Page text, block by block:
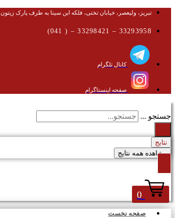
تبریز، ولیعصر، خیابان تختی، فلکه ابن سینا به طرف پارک زیتون
33293958 – 33298421 – ( 041)
کانال تلگرام
صفحه اینستاگرام
جستجو ...
نتایج
مشاهده همه نتایج
0
صفحه نخست